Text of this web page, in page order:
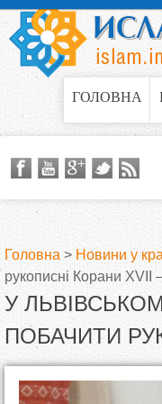
ГОЛОВНА
В
и
є
Головна > Новини у
рукописні Корани XVII
У
ПОБАЧИТИ